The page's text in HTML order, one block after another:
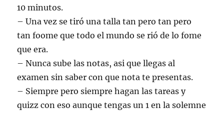
10 minutos.
– Una vez se tiró una talla tan pero tan pero
tan foome que todo el mundo se rió de lo fome
que era.
– Nunca sube las notas, asi que llegas al
examen sin saber con que nota te presentas.
– Siempre pero siempre hagan las tareas y
quizz con eso aunque tengas un 1 en la solemne